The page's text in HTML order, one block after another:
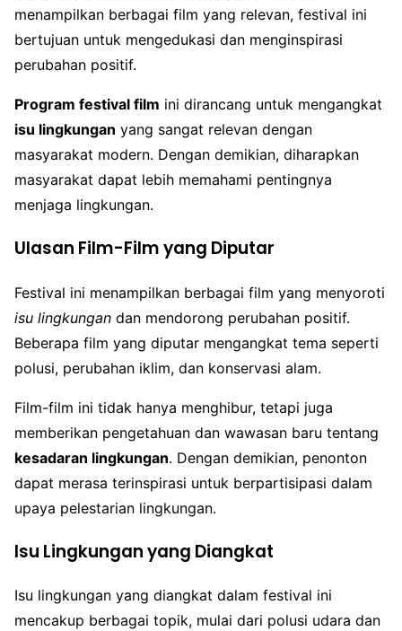
menampilkan berbagai film yang relevan, festival ini
bertujuan untuk mengedukasi dan menginspirasi
perubahan positif.
Program festival film ini dirancang untuk mengangkat
isu lingkungan yang sangat relevan dengan
masyarakat modern. Dengan demikian, diharapkan
masyarakat dapat lebih memahami pentingnya
menjaga lingkungan.
Ulasan Film-Film yang Diputar
Festival ini menampilkan berbagai film yang menyoroti
isu lingkungan dan mendorong perubahan positif.
Beberapa film yang diputar mengangkat tema seperti
polusi, perubahan iklim, dan konservasi alam.
Film-film ini tidak hanya menghibur, tetapi juga
memberikan pengetahuan dan wawasan baru tentang
kesadaran lingkungan. Dengan demikian, penonton
dapat merasa terinspirasi untuk berpartisipasi dalam
upaya pelestarian lingkungan.
Isu Lingkungan yang Diangkat
Isu lingkungan yang diangkat dalam festival ini
mencakup berbagai topik, mulai dari polusi udara dan